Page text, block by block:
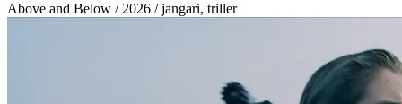
Above and Below / 2026 / jangari, triller